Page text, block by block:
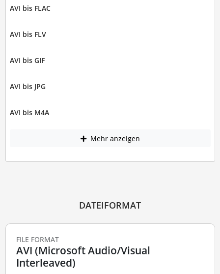
AVI bis FLAC
AVI bis FLV
AVI bis GIF
AVI bis JPG
AVI bis M4A
Mehr anzeigen
DATEIFORMAT
FILE FORMAT
AVI (Microsoft Audio/Visual
Interleaved)